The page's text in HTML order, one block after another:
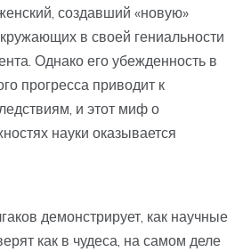
создавший «новую»
в своей гениальности
Однако его убежденность в
прогресса приводит к
и этот миф о
науки оказывается
демонстрирует, как научные
как в чудеса, на самом деле